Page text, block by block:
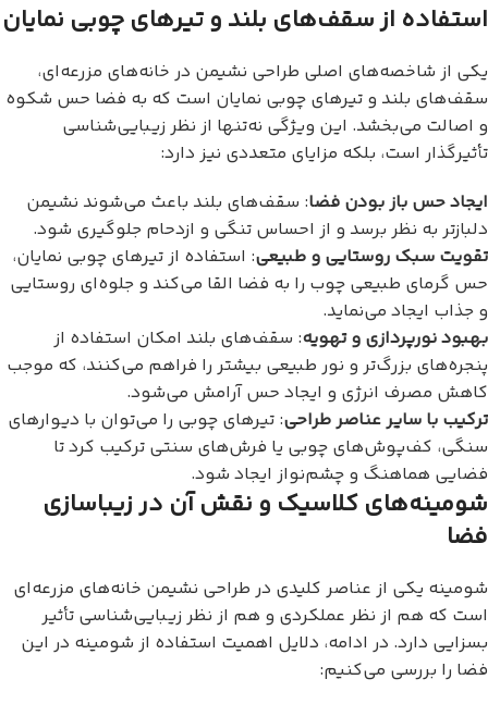
استفاده از سقف‌های بلند و تیرهای چوبی نمایان
یکی از شاخصه‌های اصلی طراحی نشیمن در خانه‌های مزرعه‌ای،
سقف‌های بلند و تیرهای چوبی نمایان است که به فضا حس شکوه
و اصالت می‌بخشد. این ویژگی نه‌تنها از نظر زیبایی‌شناسی
تأثیرگذار است، بلکه مزایای متعددی نیز دارد:
ایجاد حس باز بودن فضا: سقف‌های بلند باعث می‌شوند نشیمن
دلبازتر به نظر برسد و از احساس تنگی و ازدحام جلوگیری شود.
تقویت سبک روستایی و طبیعی: استفاده از تیرهای چوبی نمایان،
حس گرمای طبیعی چوب را به فضا القا می‌کند و جلوه‌ای روستایی
و جذاب ایجاد می‌نماید.
بهبود نورپردازی و تهویه: سقف‌های بلند امکان استفاده از
پنجره‌های بزرگ‌تر و نور طبیعی بیشتر را فراهم می‌کنند، که موجب
کاهش مصرف انرژی و ایجاد حس آرامش می‌شود.
ترکیب با سایر عناصر طراحی: تیرهای چوبی را می‌توان با دیوارهای
سنگی، کف‌پوش‌های چوبی یا فرش‌های سنتی ترکیب کرد تا
فضایی هماهنگ و چشم‌نواز ایجاد شود.
شومینه‌های کلاسیک و نقش آن در زیباسازی
فضا
شومینه یکی از عناصر کلیدی در طراحی نشیمن خانه‌های مزرعه‌ای
است که هم از نظر عملکردی و هم از نظر زیبایی‌شناسی تأثیر
بسزایی دارد. در ادامه، دلایل اهمیت استفاده از شومینه در این
فضا را بررسی می‌کنیم: